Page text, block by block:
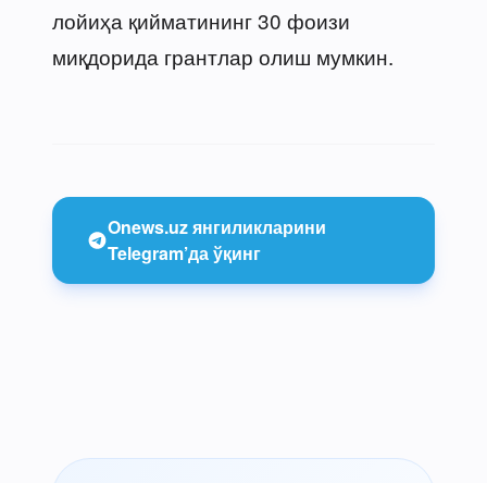
лойиҳа қийматининг 30 фоизи
миқдорида грантлар олиш мумкин.
Onews.uz янгиликларини
Telegram’да ўқинг